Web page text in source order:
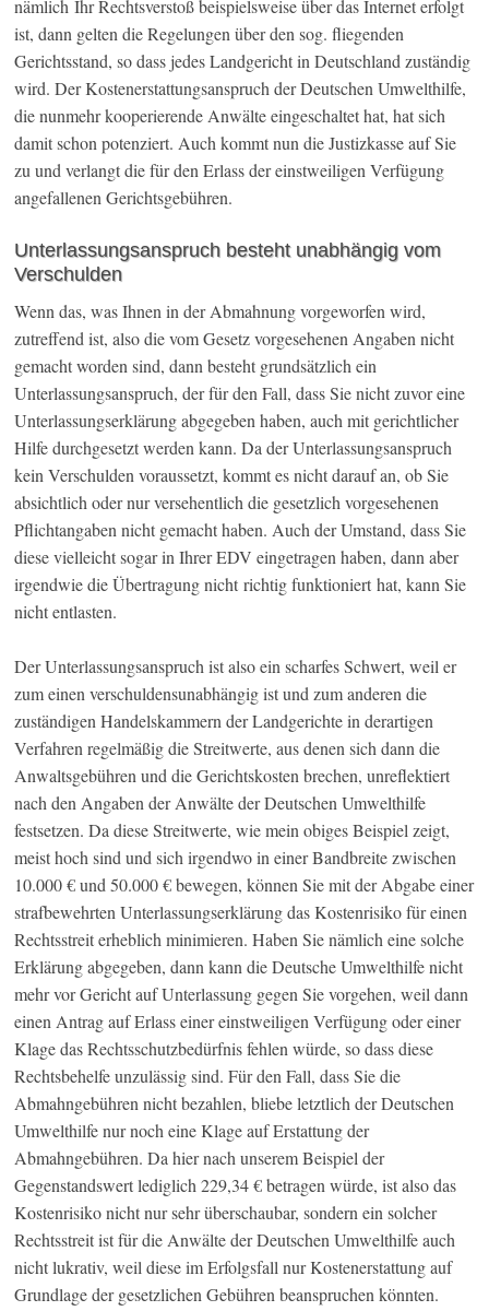
nämlich Ihr Rechtsverstoß beispielsweise über das Internet erfolgt
ist, dann gelten die Regelungen über den sog. fliegenden
Gerichtsstand, so dass jedes Landgericht in Deutschland zuständig
wird. Der Kostenerstattungsanspruch der Deutschen Umwelthilfe,
die nunmehr kooperierende Anwälte eingeschaltet hat, hat sich
damit schon potenziert. Auch kommt nun die Justizkasse auf Sie
zu und verlangt die für den Erlass der einstweiligen Verfügung
angefallenen Gerichtsgebühren.
Unterlassungsanspruch besteht unabhängig vom
Verschulden
Wenn das, was Ihnen in der Abmahnung vorgeworfen wird,
zutreffend ist, also die vom Gesetz vorgesehenen Angaben nicht
gemacht worden sind, dann besteht grundsätzlich ein
Unterlassungsanspruch, der für den Fall, dass Sie nicht zuvor eine
Unterlassungserklärung abgegeben haben, auch mit gerichtlicher
Hilfe durchgesetzt werden kann. Da der Unterlassungsanspruch
kein Verschulden voraussetzt, kommt es nicht darauf an, ob Sie
absichtlich oder nur versehentlich die gesetzlich vorgesehenen
Pflichtangaben nicht gemacht haben. Auch der Umstand, dass Sie
diese vielleicht sogar in Ihrer EDV eingetragen haben, dann aber
irgendwie die Übertragung nicht richtig funktioniert hat, kann Sie
nicht entlasten.
Der Unterlassungsanspruch ist also ein scharfes Schwert, weil er
zum einen verschuldensunabhängig ist und zum anderen die
zuständigen Handelskammern der Landgerichte in derartigen
Verfahren regelmäßig die Streitwerte, aus denen sich dann die
Anwaltsgebühren und die Gerichtskosten brechen, unreflektiert
nach den Angaben der Anwälte der Deutschen Umwelthilfe
festsetzen. Da diese Streitwerte, wie mein obiges Beispiel zeigt,
meist hoch sind und sich irgendwo in einer Bandbreite zwischen
10.000 € und 50.000 € bewegen, können Sie mit der Abgabe einer
strafbewehrten Unterlassungserklärung das Kostenrisiko für einen
Rechtsstreit erheblich minimieren. Haben Sie nämlich eine solche
Erklärung abgegeben, dann kann die Deutsche Umwelthilfe nicht
mehr vor Gericht auf Unterlassung gegen Sie vorgehen, weil dann
einen Antrag auf Erlass einer einstweiligen Verfügung oder einer
Klage das Rechtsschutzbedürfnis fehlen würde, so dass diese
Rechtsbehelfe unzulässig sind. Für den Fall, dass Sie die
Abmahngebühren nicht bezahlen, bliebe letztlich der Deutschen
Umwelthilfe nur noch eine Klage auf Erstattung der
Abmahngebühren. Da hier nach unserem Beispiel der
Gegenstandswert lediglich 229,34 € betragen würde, ist also das
Kostenrisiko nicht nur sehr überschaubar, sondern ein solcher
Rechtsstreit ist für die Anwälte der Deutschen Umwelthilfe auch
nicht lukrativ, weil diese im Erfolgsfall nur Kostenerstattung auf
Grundlage der gesetzlichen Gebühren beanspruchen könnten.